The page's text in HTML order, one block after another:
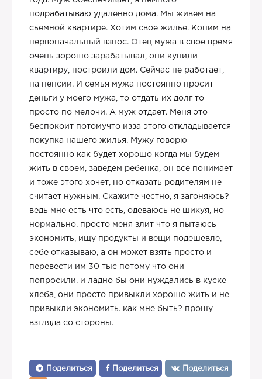
подрабатываю удаленно дома. Мы живем на
сьемной квартире. Хотим свое жилье. Копим на
первоначальный взнос. Отец мужа в свое время
очень зорошо зарабатывал, они купили
квартиру, построили дом. Сейчас не работает,
на пенсии. И семья мужа постоянно просит
деньги у моего мужа, то отдать их долг то
просто по мелочи. А муж отдает. Меня это
беспокоит потомучто изза этого откладывается
покупка нашего жилья. Мужу говорю
постоянно как будет хорошо когда мы будем
жить в своем, заведем ребенка, он все понимает
и тоже этого хочет, но отказать родителям не
считает нужным. Скажите честно, я загоняюсь?
ведь мне есть что есть, одеваюсь не шикуя, но
нормально. просто меня злит что я пытаюсь
экономить, ищу продукты и вещи подешевле,
себе отказываю, а он может взять просто и
перевести им 30 тыс потому что они
попросили. и ладно бы они нуждались в куске
хлеба, они просто привыкли хорошо жить и не
привыкли экономить. как мне быть? прошу
взгляда со стороны.
Поделиться Поделиться Поделиться